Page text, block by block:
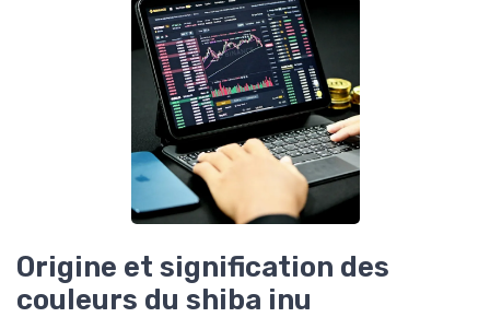
Origine et signification des
couleurs du shiba inu